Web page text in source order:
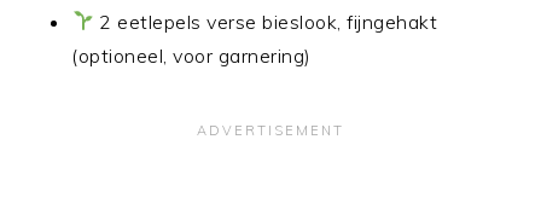
2 eetlepels verse bieslook, fijngehakt
(optioneel, voor garnering)